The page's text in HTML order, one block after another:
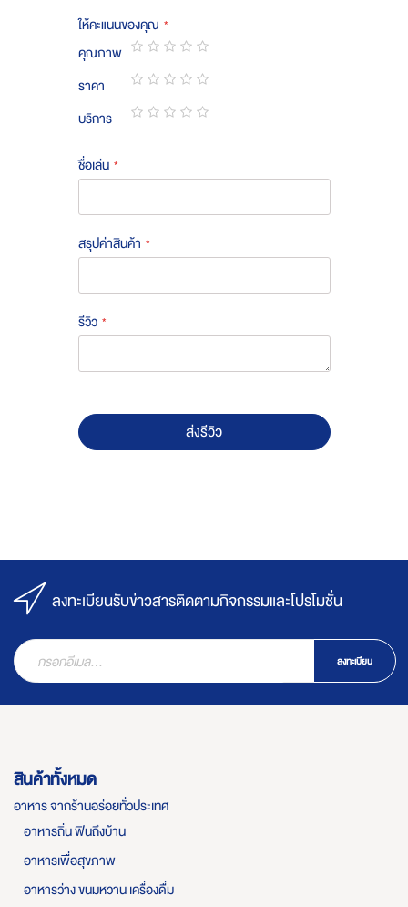
ให้คะแนนของคุณ
คุณภาพ
1
star
2
stars
3
stars
4
stars
5
stars
ราคา
1
star
2
stars
3
stars
4
stars
5
stars
บริการ
ชื่อเล่น
สรุปค่าสินค้า
รีวิว
ส่งรีวิว
ลงทะเบียนรับข่าวสารติดตามกิจกรรมและโปรโมชั่น
ลงทะเบียน
สินค้าทั้งหมด
อาหาร จากร้านอร่อยทั่วประเทศ
อาหารถิ่น ฟินถึงบ้าน
อาหารเพื่อสุขภาพ
อาหารว่าง ขนมหวาน เครื่องดื่ม